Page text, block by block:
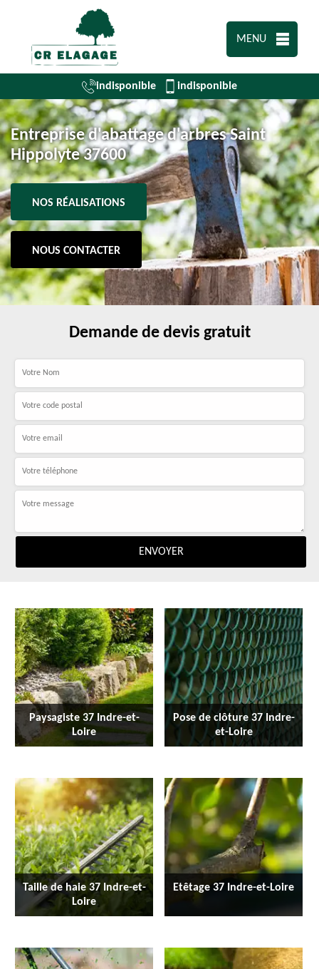
MENU
indisponible indisponible
Entreprise d'abattage d'arbres Saint
Hippolyte 37600
NOS RÉALISATIONS
NOUS CONTACTER
Demande de devis gratuit
Paysagiste 37 Indre-et-
Loire
Pose de clôture 37 Indre-
et-Loire
Taille de haie 37 Indre-et-
Loire
Etêtage 37 Indre-et-Loire